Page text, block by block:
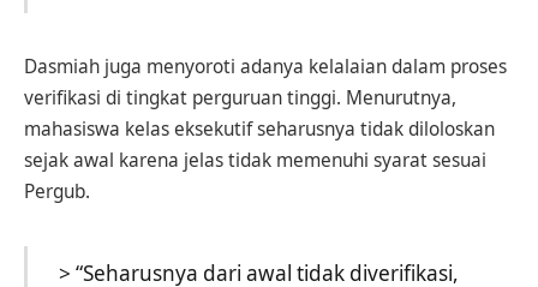
Dasmiah juga menyoroti adanya kelalaian dalam proses
verifikasi di tingkat perguruan tinggi. Menurutnya,
mahasiswa kelas eksekutif seharusnya tidak diloloskan
sejak awal karena jelas tidak memenuhi syarat sesuai
Pergub.
> “Seharusnya dari awal tidak diverifikasi,